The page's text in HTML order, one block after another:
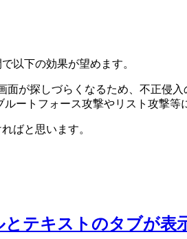
以下の効果が望めます。
が探しづらくなるため、不正侵入
ートフォース攻撃やリスト攻撃等
ばと思います。
テキストのタブが表